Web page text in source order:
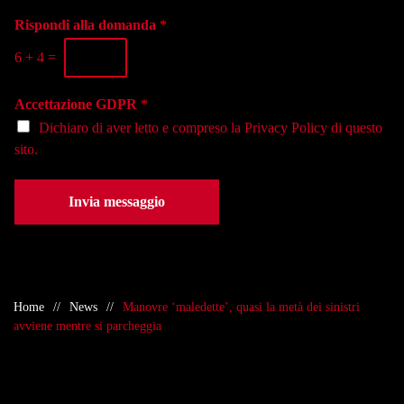
o
n
o
a
e
*
i
*
Rispondi alla domanda *
6 + 4 =
Accettazione GDPR *
Dichiaro di aver letto e compreso la Privacy Policy di questo
sito.
Invia messaggio
Home News
Manovre ‘maledette’, quasi la metà dei sinistri
avviene mentre si parcheggia